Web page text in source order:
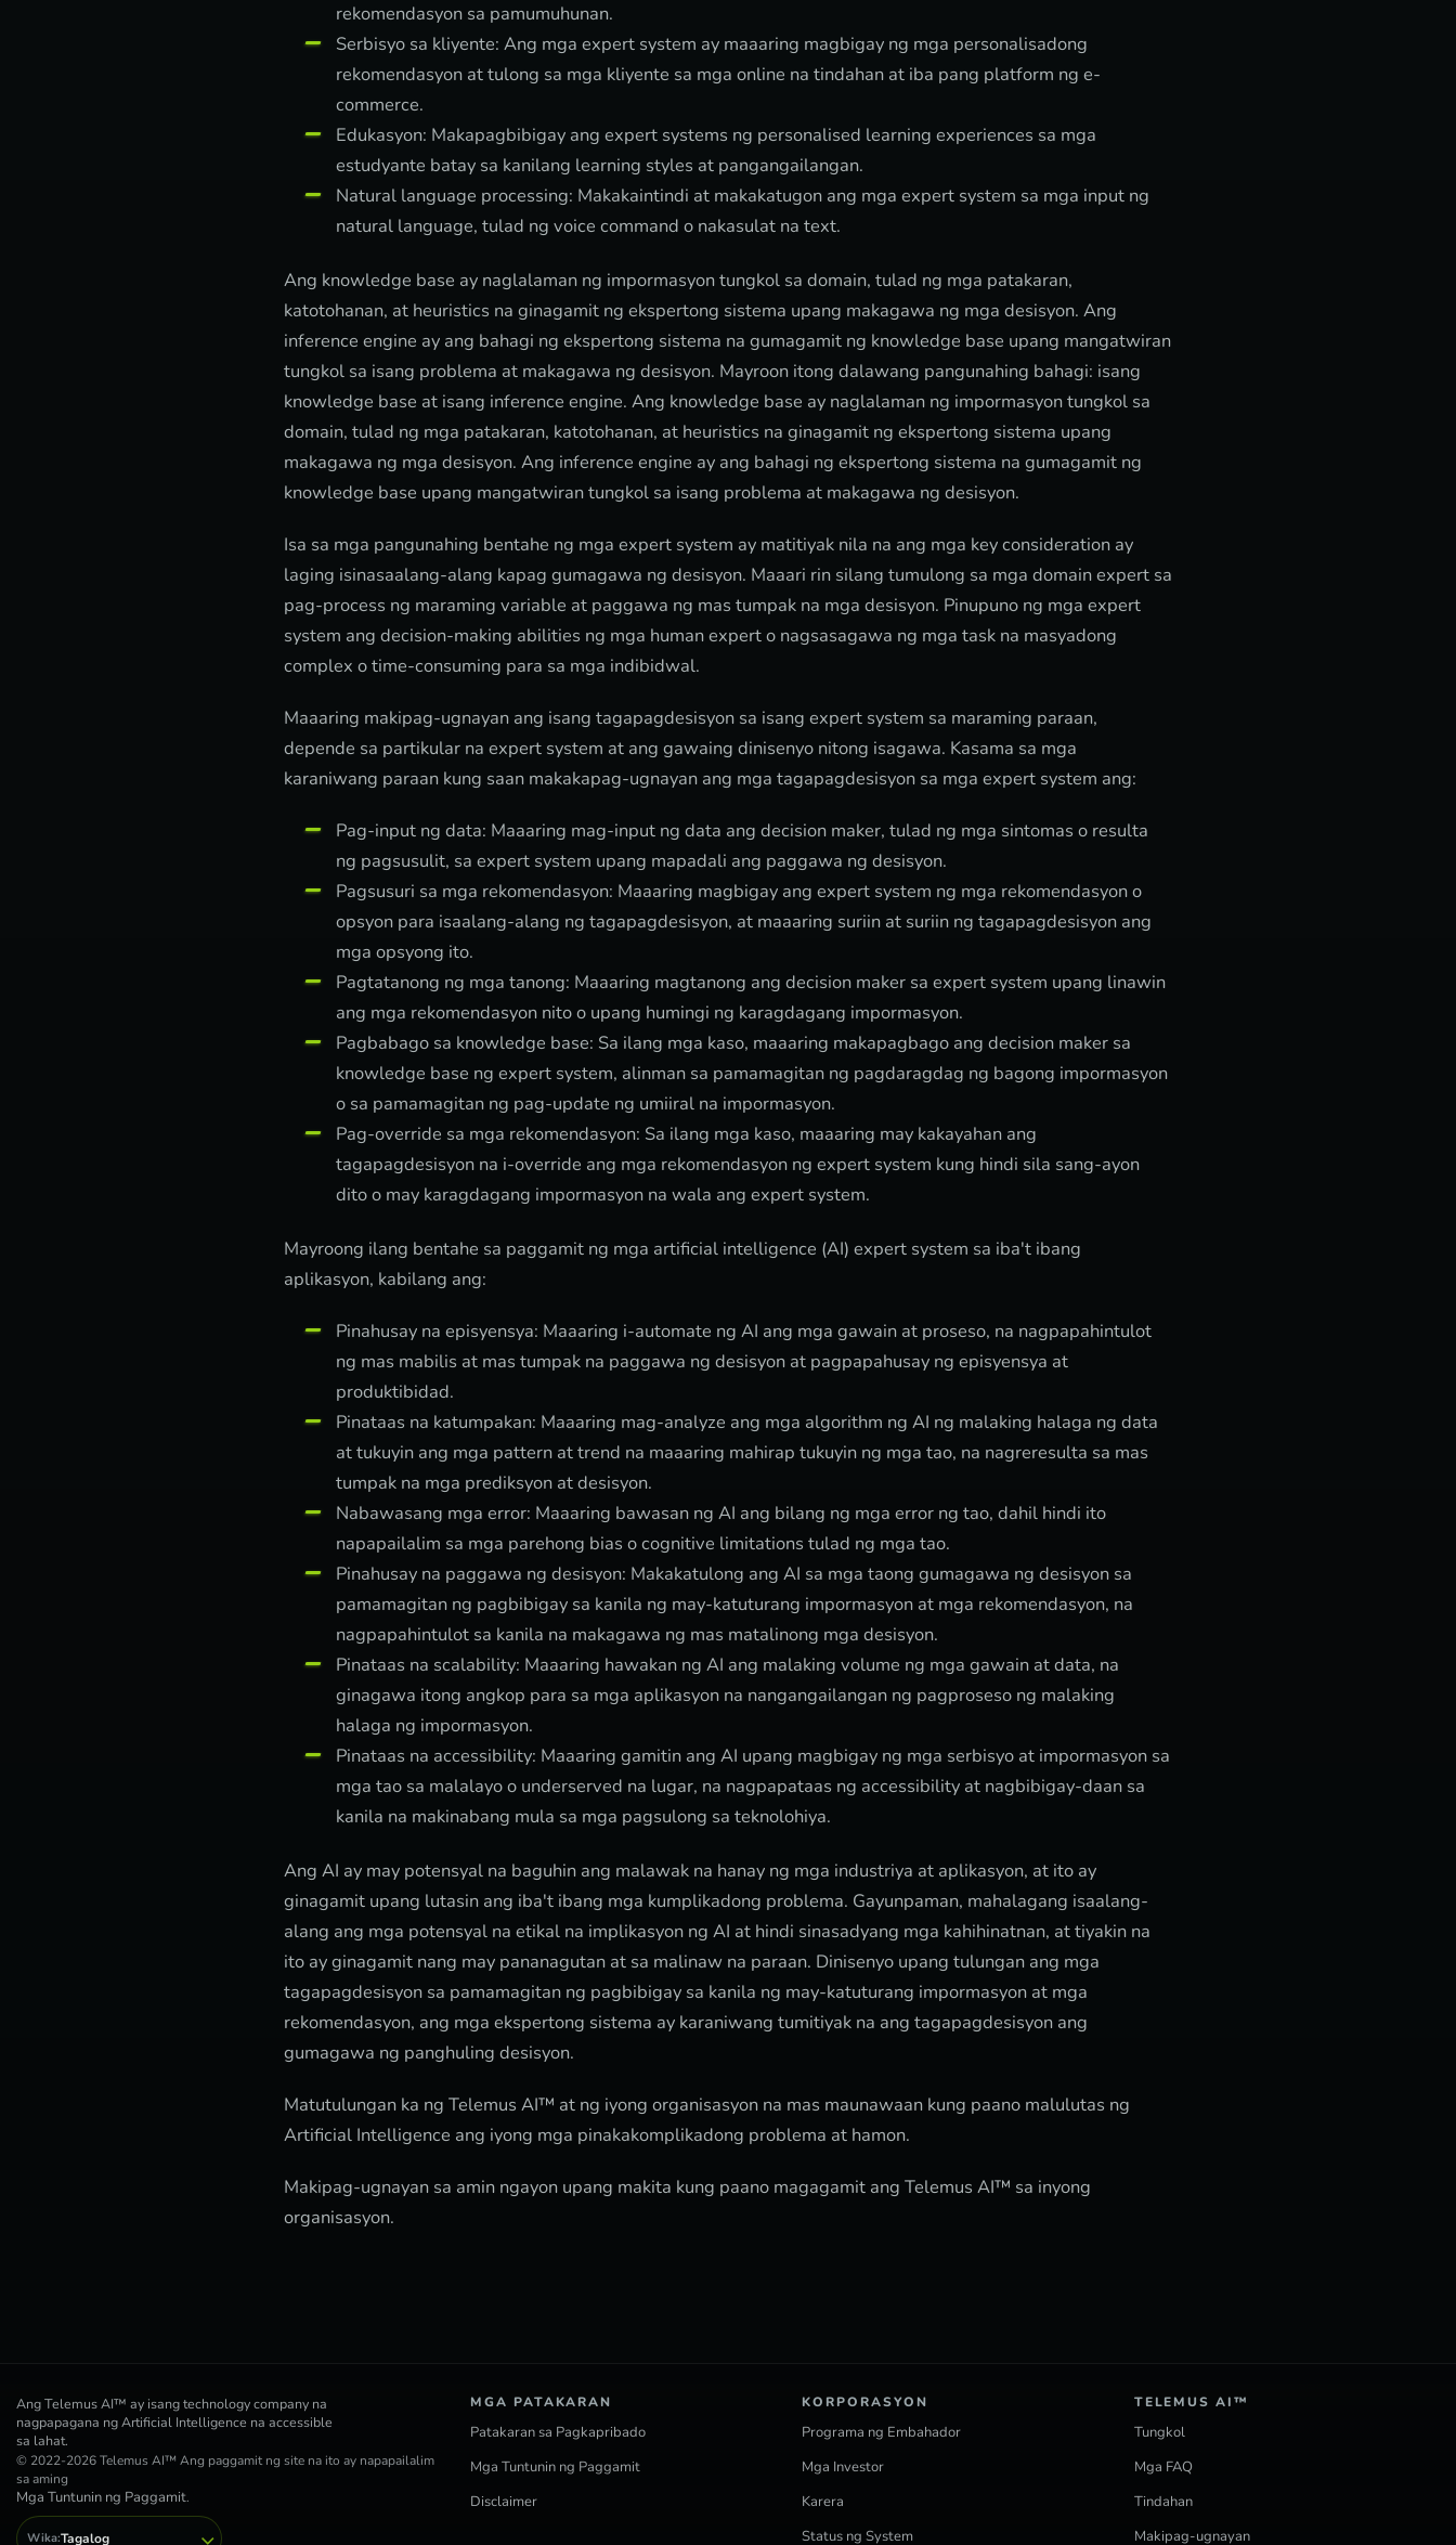
rekomendasyon sa pamumuhunan.
Serbisyo sa kliyente: Ang mga expert system ay maaaring magbigay ng mga personalisadong
rekomendasyon at tulong sa mga kliyente sa mga online na tindahan at iba pang platform ng e-
commerce.
Edukasyon: Makapagbibigay ang expert systems ng personalised learning experiences sa mga
estudyante batay sa kanilang learning styles at pangangailangan.
Natural language processing: Makakaintindi at makakatugon ang mga expert system sa mga input ng
natural language, tulad ng voice command o nakasulat na text.
Ang knowledge base ay naglalaman ng impormasyon tungkol sa domain, tulad ng mga patakaran,
katotohanan, at heuristics na ginagamit ng ekspertong sistema upang makagawa ng mga desisyon. Ang
inference engine ay ang bahagi ng ekspertong sistema na gumagamit ng knowledge base upang mangatwiran
tungkol sa isang problema at makagawa ng desisyon. Mayroon itong dalawang pangunahing bahagi: isang
knowledge base at isang inference engine. Ang knowledge base ay naglalaman ng impormasyon tungkol sa
domain, tulad ng mga patakaran, katotohanan, at heuristics na ginagamit ng ekspertong sistema upang
makagawa ng mga desisyon. Ang inference engine ay ang bahagi ng ekspertong sistema na gumagamit ng
knowledge base upang mangatwiran tungkol sa isang problema at makagawa ng desisyon.
Isa sa mga pangunahing bentahe ng mga expert system ay matitiyak nila na ang mga key consideration ay
laging isinasaalang-alang kapag gumagawa ng desisyon. Maaari rin silang tumulong sa mga domain expert sa
pag-process ng maraming variable at paggawa ng mas tumpak na mga desisyon. Pinupuno ng mga expert
system ang decision-making abilities ng mga human expert o nagsasagawa ng mga task na masyadong
complex o time-consuming para sa mga indibidwal.
Maaaring makipag-ugnayan ang isang tagapagdesisyon sa isang expert system sa maraming paraan,
depende sa partikular na expert system at ang gawaing dinisenyo nitong isagawa. Kasama sa mga
karaniwang paraan kung saan makakapag-ugnayan ang mga tagapagdesisyon sa mga expert system ang:
Pag-input ng data: Maaaring mag-input ng data ang decision maker, tulad ng mga sintomas o resulta
ng pagsusulit, sa expert system upang mapadali ang paggawa ng desisyon.
Pagsusuri sa mga rekomendasyon: Maaaring magbigay ang expert system ng mga rekomendasyon o
opsyon para isaalang-alang ng tagapagdesisyon, at maaaring suriin at suriin ng tagapagdesisyon ang
mga opsyong ito.
Pagtatanong ng mga tanong: Maaaring magtanong ang decision maker sa expert system upang linawin
ang mga rekomendasyon nito o upang humingi ng karagdagang impormasyon.
Pagbabago sa knowledge base: Sa ilang mga kaso, maaaring makapagbago ang decision maker sa
knowledge base ng expert system, alinman sa pamamagitan ng pagdaragdag ng bagong impormasyon
o sa pamamagitan ng pag-update ng umiiral na impormasyon.
Pag-override sa mga rekomendasyon: Sa ilang mga kaso, maaaring may kakayahan ang
tagapagdesisyon na i-override ang mga rekomendasyon ng expert system kung hindi sila sang-ayon
dito o may karagdagang impormasyon na wala ang expert system.
Mayroong ilang bentahe sa paggamit ng mga artificial intelligence (AI) expert system sa iba't ibang
aplikasyon, kabilang ang:
Pinahusay na episyensya: Maaaring i-automate ng AI ang mga gawain at proseso, na nagpapahintulot
ng mas mabilis at mas tumpak na paggawa ng desisyon at pagpapahusay ng episyensya at
produktibidad.
Pinataas na katumpakan: Maaaring mag-analyze ang mga algorithm ng AI ng malaking halaga ng data
at tukuyin ang mga pattern at trend na maaaring mahirap tukuyin ng mga tao, na nagreresulta sa mas
tumpak na mga prediksyon at desisyon.
Nabawasang mga error: Maaaring bawasan ng AI ang bilang ng mga error ng tao, dahil hindi ito
napapailalim sa mga parehong bias o cognitive limitations tulad ng mga tao.
Pinahusay na paggawa ng desisyon: Makakatulong ang AI sa mga taong gumagawa ng desisyon sa
pamamagitan ng pagbibigay sa kanila ng may-katuturang impormasyon at mga rekomendasyon, na
nagpapahintulot sa kanila na makagawa ng mas matalinong mga desisyon.
Pinataas na scalability: Maaaring hawakan ng AI ang malaking volume ng mga gawain at data, na
ginagawa itong angkop para sa mga aplikasyon na nangangailangan ng pagproseso ng malaking
halaga ng impormasyon.
Pinataas na accessibility: Maaaring gamitin ang AI upang magbigay ng mga serbisyo at impormasyon sa
mga tao sa malalayo o underserved na lugar, na nagpapataas ng accessibility at nagbibigay-daan sa
kanila na makinabang mula sa mga pagsulong sa teknolohiya.
Ang AI ay may potensyal na baguhin ang malawak na hanay ng mga industriya at aplikasyon, at ito ay
ginagamit upang lutasin ang iba't ibang mga kumplikadong problema. Gayunpaman, mahalagang isaalang-
alang ang mga potensyal na etikal na implikasyon ng AI at hindi sinasadyang mga kahihinatnan, at tiyakin na
ito ay ginagamit nang may pananagutan at sa malinaw na paraan. Dinisenyo upang tulungan ang mga
tagapagdesisyon sa pamamagitan ng pagbibigay sa kanila ng may-katuturang impormasyon at mga
rekomendasyon, ang mga ekspertong sistema ay karaniwang tumitiyak na ang tagapagdesisyon ang
gumagawa ng panghuling desisyon.
Matutulungan ka ng Telemus AI™ at ng iyong organisasyon na mas maunawaan kung paano malulutas ng
Artificial Intelligence ang iyong mga pinakakomplikadong problema at hamon.
Makipag-ugnayan sa amin ngayon upang makita kung paano magagamit ang Telemus AI™ sa inyong
organisasyon.
Ang Telemus AI™ ay isang technology company na
nagpapagana ng Artificial Intelligence na accessible
sa lahat.
© 2022-2026 Telemus AI™ Ang paggamit ng site na ito ay napapailalim
sa aming
Mga Tuntunin ng Paggamit.
Wika:Tagalog
MGA PATAKARAN
Patakaran sa Pagkapribado
Mga Tuntunin ng Paggamit
Disclaimer
KORPORASYON
Programa ng Embahador
Mga Investor
Karera
Status ng System
TELEMUS AI™
Tungkol
Mga FAQ
Tindahan
Makipag-ugnayan